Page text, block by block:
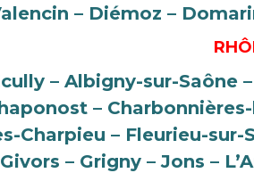
– Diémoz –
– Albigny-sur-
–
Charpieu – Fleurieu-
– Grigny – Jons –